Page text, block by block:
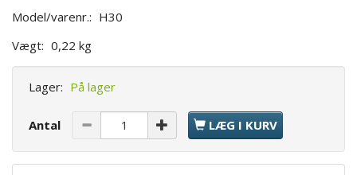
Model/varenr.: H30
Vægt: 0,22 kg
Lager: På lager
Antal LÆG I KURV